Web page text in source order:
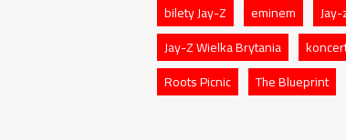
bilety Jay-Z eminem
Jay-Z Wielka Brytania
Roots Picnic
The Blueprint